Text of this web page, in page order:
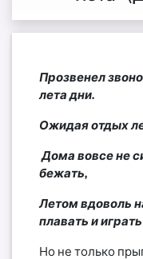
Прозвенел
лета дни.
Ожидая отдых
Дома вовсе не
бежать,
Летом вдоволь
плавать и
Но не только